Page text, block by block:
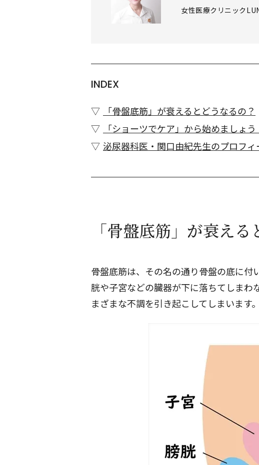
女性医療クリニック
INDEX
「骨盤底筋」が衰えるとどうなるの？
「ショーツでケア」から始めましょう
泌尿器科医・関口由紀先生のプロフィ
「骨盤底筋」が衰え
骨盤底筋は、その名の通り骨盤の底に
胱や子宮などの臓器が下に落ちてしまわ
まざまな不調を引き起こしてしまいます。